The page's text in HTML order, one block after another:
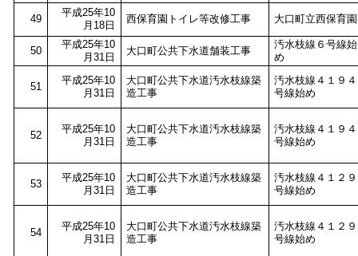
49
平成25年10
月18日
西保育園トイレ等改修工事 大口町立西保育園
50
平成25年10
月31日
大口町公共下水道舗装工事
汚水枝線６号線始
め
51
平成25年10
月31日
大口町公共下水道汚水枝線築
造工事
汚水枝線４１９４
号線始め
52
平成25年10
月31日
大口町公共下水道汚水枝線築
造工事
汚水枝線４１９４
号線始め
53
平成25年10
月31日
大口町公共下水道汚水枝線築
造工事
汚水枝線４１２９
号線始め
54
平成25年10
月31日
大口町公共下水道汚水枝線築
造工事
汚水枝線４１２９
号線始め